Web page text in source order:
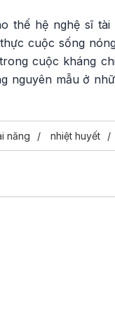
thế hệ nghệ sĩ
cuộc sống
cuộc kháng
nguyên mẫu ở
năng nhiệt huyết